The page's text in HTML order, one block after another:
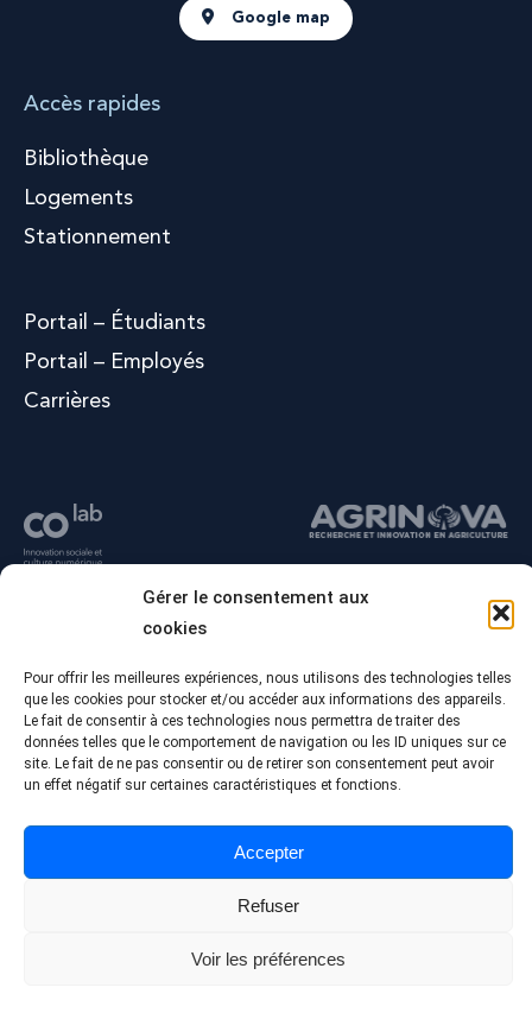
Gérer le consentement aux
cookies
Pour offrir les meilleures expériences, nous utilisons des technologies telles
que les cookies pour stocker et/ou accéder aux informations des appareils.
Le fait de consentir à ces technologies nous permettra de traiter des
données telles que le comportement de navigation ou les ID uniques sur ce
site. Le fait de ne pas consentir ou de retirer son consentement peut avoir
un effet négatif sur certaines caractéristiques et fonctions.
Accepter
Refuser
Voir les préférences
Google map
Accès rapides
Bibliothèque
Logements
Stationnement
Portail – Étudiants
Portail – Employés
Carrières
© Tous droits réservés - Collège Alma
Politique de confidentialité